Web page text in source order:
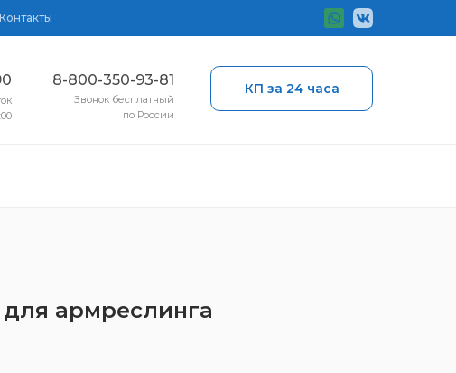
Контакты
КП за 24 часа
8-800-350-93-81
Звонок бесплатный
по России
для армреслинга